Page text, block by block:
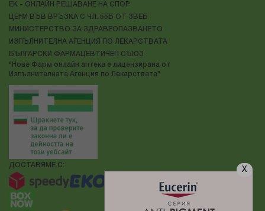
X
ЕК - ОНЛАЙН РЕШАВАНЕ НА СПОР
ЦЕНИ ВЪВ ВРЪЗКА С ЧЛ. 55Б ОТ ЗВЕБ
МИНИСТЕРСТВО ЗА ЗДРАВЕОПАЗВАНЕТО
ИЗПЪЛНИТЕЛНА АГЕНЦИЯ ПО ЛЕКАРСТВАТА
БЪЛГАРСКИ ФАРМАЦЕВТИЧЕН СЪЮЗ
"Нове Фарм онлайн аптека е лицензирана от
Изпълнителната Агенция по Лекарствата"
ДОСТАВЯМЕ С: